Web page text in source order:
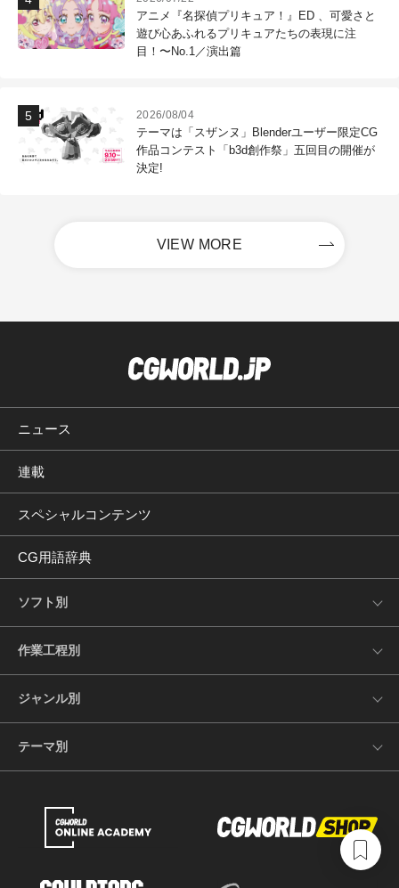
アニメ『名探偵プリキュア！』ED 、可愛さと
遊び心あふれるプリキュアたちの表現に注
目！〜No.1／演出篇
2026/08/04
テーマは「スザンヌ」Blenderユーザー限定CG
作品コンテスト「b3d創作祭」五回目の開催が
決定!
VIEW MORE
ニュース
連載
スペシャルコンテンツ
CG用語辞典
ソフト別
作業工程別
ジャンル別
テーマ別